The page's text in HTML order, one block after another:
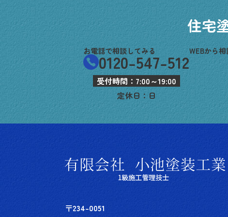
住宅
お電話で相談してみる
0120-547-512
受付時間：7:00～19:00
定休日：日
WEBから
〒234-0051